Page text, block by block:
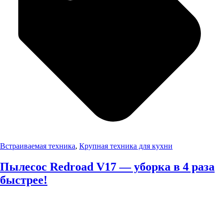
Встраиваемая техника, Крупная техника для кухни
Пылесос Redroad V17 — уборка в 4 раза
быстрее!